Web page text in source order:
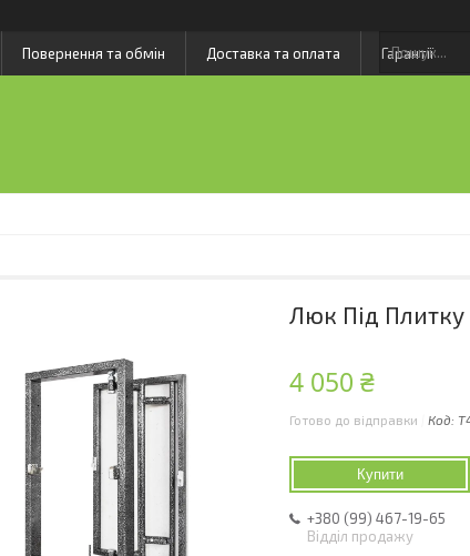
Повернення та обмін Доставка та оплата Гарантії
Люк Під Плитку
4 050 ₴
Готово до відправки Код:
Купити
+380 (99) 467-19-65
Відділ продажу